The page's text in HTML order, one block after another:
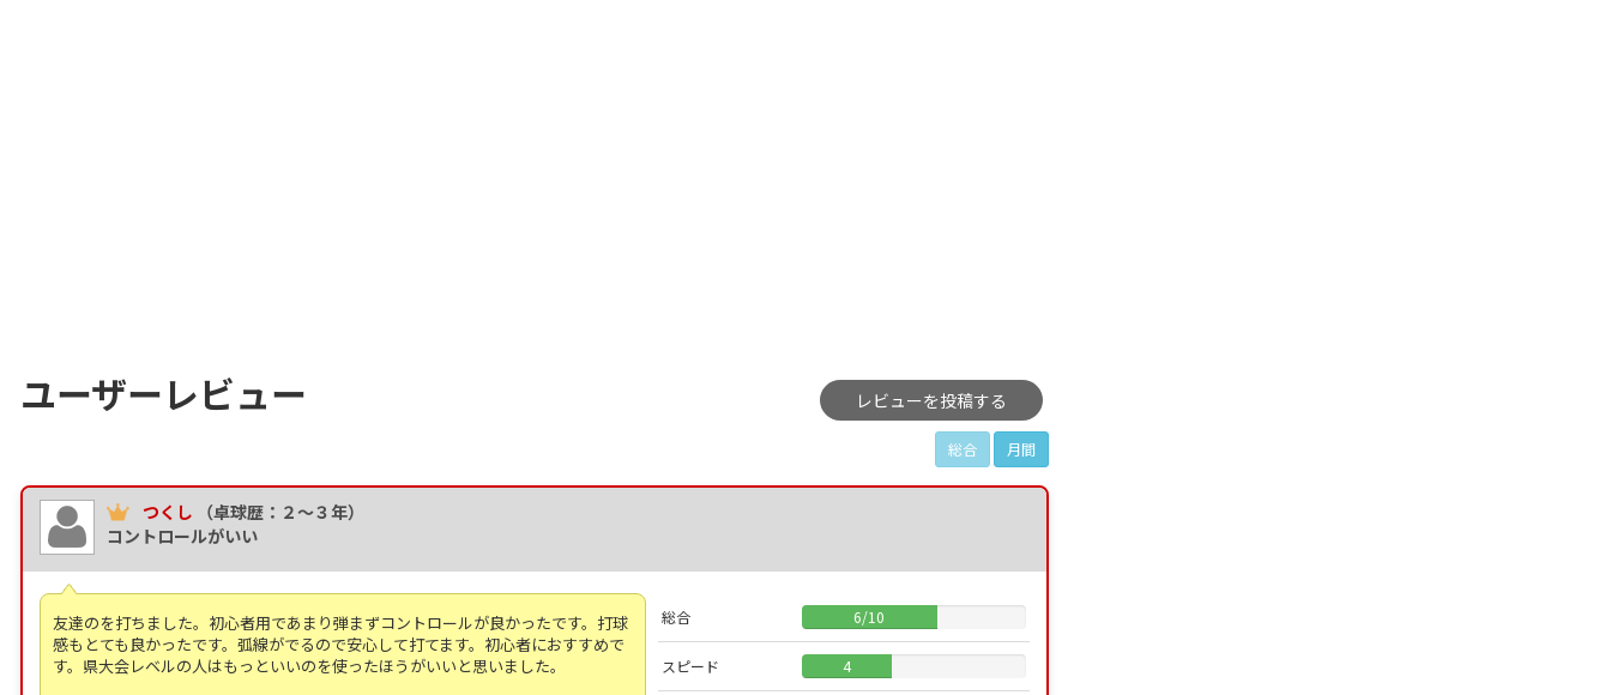
ユーザーレビュー レビューを投稿する
総合 月間
つくし
（卓球歴：２～３年）
コントロールがいい
友達のを打ちました。初心者用であまり弾まずコントロールが良かったです。打球
感もとても良かったです。弧線がでるので安心して打てます。初心者におすすめで
す。県大会レベルの人はもっといいのを使ったほうがいいと思いました。
総合 6/10
スピード 4